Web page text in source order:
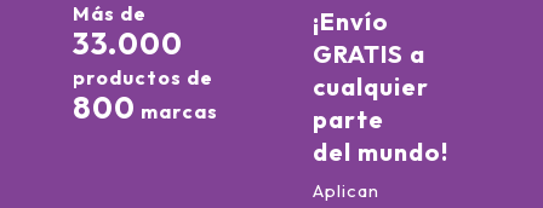
Más de
33.000
productos de
800 marcas
¡Envío
GRATIS a
cualquier
parte
del mundo!
Aplican